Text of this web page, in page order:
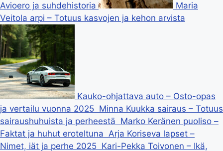
Avioero ja suhdehistoria
Maria
Veitola arpi – Totuus kasvojen ja kehon arvista
Kauko-ohjattava auto – Osto-opas
ja vertailu vuonna 2025 Minna Kuukka sairaus – Totuus
sairaushuhuista ja perheestä Marko Keränen puoliso –
Faktat ja huhut eroteltuna Arja Koriseva lapset –
Nimet, iät ja perhe 2025 Kari-Pekka Toivonen – Ikä,